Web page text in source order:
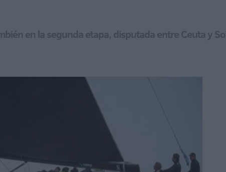
en la segunda etapa, disputada entre Ceuta y